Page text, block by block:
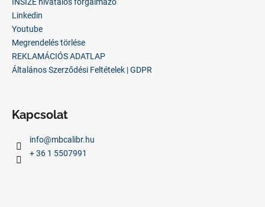
m
INSIZE hivatalos forgalmazó
Linkedin
Youtube
Megrendelés törlése
REKLAMÁCIÓS ADATLAP
Általános Szerződési Feltételek | GDPR
Kapcsolat
info@mbcalibr.hu
+ 36 1 5507991